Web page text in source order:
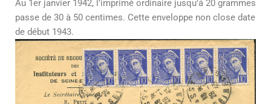
Au 1er janvier 1942, l’imprimé ordinaire jusqu’à 20 grammes
passe de 30 à 50 centimes. Cette enveloppe non close date
de début 1943.